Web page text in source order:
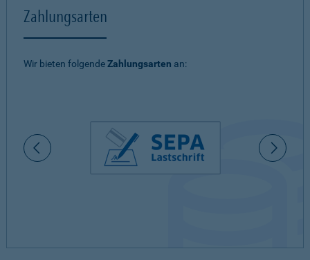
Zahlungsarten
Wir bieten folgendeZahlungsarten an: